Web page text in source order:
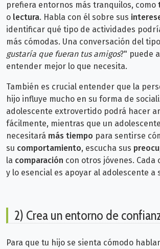
prefiera entornos más tranquilos, como
o lectura. Habla con él sobre sus
identificar qué tipo de actividades
más cómodas. Una conversación del
gustaría que fueran tus amigos?" puede
entender mejor lo que necesita.
También es crucial entender que la
hijo influye mucho en su forma de
adolescente extrovertido podrá hacer
fácilmente, mientras que un
necesitará más tiempo para sentirse
su comportamiento, escucha sus
la comparación con otros jóvenes. Cada
y lo esencial es apoyar al adolescente a
2) Crea un entorno de
Para que tu hijo se sienta cómodo